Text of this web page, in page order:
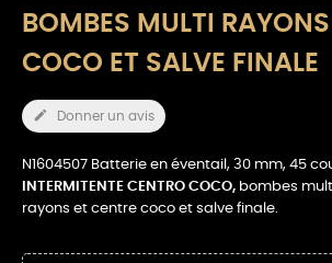
BOMBES MULTI
COCO ET SALVE FINALE
 Donner un avis
N1604507 Batterie en éventail, 30 mm, 45
INTERMITENTE CENTRO COCO, bombes
rayons et centre coco et salve finale.